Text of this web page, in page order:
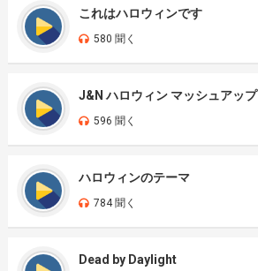
これはハロウィンです
580 聞く
J&N ハロウィン マッシュアップ
596 聞く
ハロウィンのテーマ
784 聞く
Dead by Daylight